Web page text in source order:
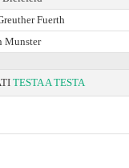
Fuerth
Munster
TESTA A TESTA